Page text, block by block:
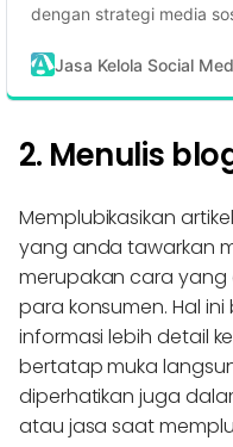
dengan strategi media
membangun komunitas,
2. Menulis
Memplubikasikan
yang anda tawarkan
merupakan cara yang
para konsumen. Hal
informasi lebih detail
bertatap muka
diperhatikan juga
atau jasa saat